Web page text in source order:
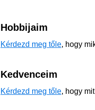
Hobbijaim
Kérdezd meg tőle, hogy
Kedvenceim
Kérdezd meg tőle, hogy